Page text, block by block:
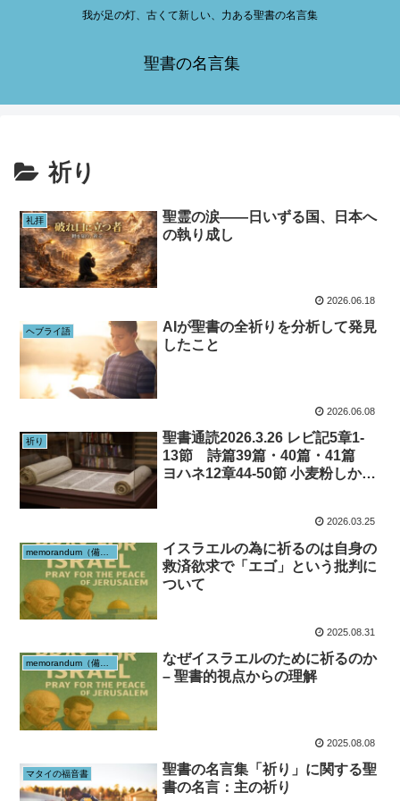
我が足の灯、古くて新しい、力ある聖書の名言集
聖書の名言集
祈り
礼拝
聖霊の涙——日いずる国、日本へ
の執り成し
2026.06.18
ヘブライ語
AIが聖書の全祈りを分析して発見
したこと
2026.06.08
祈り
聖書通読2026.3.26 レビ記5章1-
13節 詩篇39篇・40篇・41篇
ヨハネ12章44-50節 小麦粉しか持
2026.03.25
memorandum（備忘録）
イスラエルの為に祈るのは自身の
救済欲求で「エゴ」という批判に
ついて
2025.08.31
memorandum（備忘録）
なぜイスラエルのために祈るのか
– 聖書的視点からの理解
2025.08.08
マタイの福音書
聖書の名言集「祈り」に関する聖
書の名言：主の祈り